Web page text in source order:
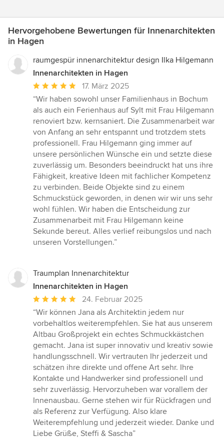
Hervorgehobene Bewertungen für Innenarchitekten
in Hagen
raumgespür innenarchitektur design Ilka Hilgemann
Innenarchitekten in Hagen
Durchschnittliche
Bewertung:
5
von
5
Sternen
17. März 2025
“Wir haben sowohl unser Familienhaus in Bochum
als auch ein Ferienhaus auf Sylt mit Frau Hilgemann
renoviert bzw. kernsaniert. Die Zusammenarbeit war
von Anfang an sehr entspannt und trotzdem stets
professionell. Frau Hilgemann ging immer auf
unsere persönlichen Wünsche ein und setzte diese
zuverlässig um. Besonders beeindruckt hat uns ihre
Fähigkeit, kreative Ideen mit fachlicher Kompetenz
zu verbinden. Beide Objekte sind zu einem
Schmuckstück geworden, in denen wir wir uns sehr
wohl fühlen. Wir haben die Entscheidung zur
Zusammenarbeit mit Frau Hilgemann keine
Sekunde bereut. Alles verlief reibungslos und nach
unseren Vorstellungen.”
Traumplan Innenarchitektur
Innenarchitekten in Hagen
Durchschnittliche
Bewertung:
5
von
5
Sternen
24. Februar 2025
“Wir können Jana als Architektin jedem nur
vorbehaltlos weiterempfehlen. Sie hat aus unserem
Altbau Großprojekt ein echtes Schmuckkästchen
gemacht. Jana ist super innovativ und kreativ sowie
handlungsschnell. Wir vertrauten Ihr jederzeit und
schätzen ihre direkte und offene Art sehr. Ihre
Kontakte und Handwerker sind professionell und
sehr zuverlässig. Hervorzuheben war vorallem der
Innenausbau. Gerne stehen wir für Rückfragen und
als Referenz zur Verfügung. Also klare
Weiterempfehlung und jederzeit wieder. Danke und
Liebe Grüße, Steffi & Sascha”